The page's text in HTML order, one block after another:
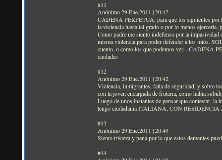
#11
Anónimo 29.Ene.2011 | 20:42
CADENA PERPETUA, para que los siguientes por
la violencia hasta tal grado o por lo menos ejercerla,
Como padre me siento indefenso por la
misma violencia para poder defender a los míos.
cuento, o como los que podemos ver... CADENA
ciudades
#12
Anónimo 29.Ene.2011 | 20:42
Violencia, inmigrantes, falta de seguridad, y sobre
con la joven encargada de fruteria, como habia
Luego de unos instantes de pensar que contestar,
tengo ciudadania ITALIANA, CON RESIDENCIA
#13
Anónimo 29.Ene.2011 | 20:49
Siento tristeza y pena por lo que estos dementes
#14